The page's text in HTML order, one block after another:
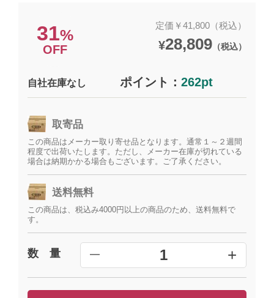
31%
OFF
定価￥41,800（税込）
¥28,809（税込）
自社在庫なし ポイント： 262pt
取寄品
この商品はメーカー取り寄せ品となります。通常１～２週間
程度で出荷いたします。ただし、メーカー在庫が切れている
場合は納期かかる場合もございます。ご了承ください。
送料無料
この商品は、税込み4000円以上の商品のため、送料無料で
す。
数 量 ━ 1 +